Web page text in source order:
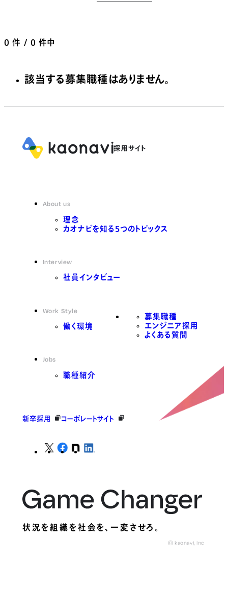
0 件 / 0 件中
該当する募集職種はありません。
About us
理念
カオナビを知る5つのトピックス
Interview
社員インタビュー
Work Style
働く環境
Jobs
職種紹介
募集職種
エンジニア採用
よくある質問
新卒採用 コーポレートサイト
状況を組織を社会を、一変させろ。
© kaonavi, Inc